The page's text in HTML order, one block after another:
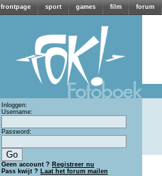
frontpage sport games film forum
Inloggen:
Username:
Password:
Geen account ? Registreer nu
Pass kwijt ? Laat het forum mailen